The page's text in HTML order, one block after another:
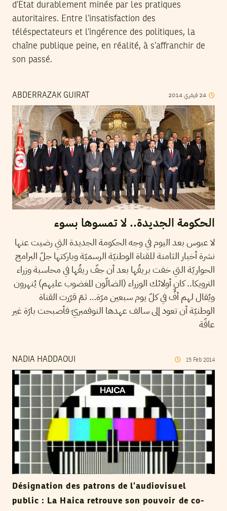
d’Etat durablement minée par les pratiques
autoritaires. Entre l’insatisfaction des
téléspectateurs et l’ingérence des politiques, la
chaîne publique peine, en réalité, à s’affranchir de
son passé.
ABDERRAZAK GUIRAT 24 فيفري2014
الحكومة الجديدة.. لا تمسوها بسوء
لا عبوس بعد اليوم في وجه الحكومة الجديدة التي رضيت عنها
نشرة أخبار الثامنة للقناة الوطنيّة الرسميّة وباركتها جلّ البرامج
الحواريّة التي خفت بريقُها بعد أن جفّ ريقُها في محاسبة وزراء
الترويكا.. كان أولائك الوزراء (الضالّون المغضوب عليهم) يُنهرون
ويُقال لهم أفٍّ في كلّ يوم سبعين مرّة… ثمّ قرّرت القناة
الوطنيّة أن تعود إلى سالف عهدها النوفمبريّ فأصبحت بارّة غير
عاقّة
NADIA HADDAOUI 15 Feb 2014
Désignation des patrons de l’audiovisuel
public : La Haica retrouve son pouvoir de co-